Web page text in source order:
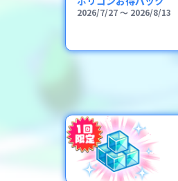
2026/7/27〜 2026/8/13